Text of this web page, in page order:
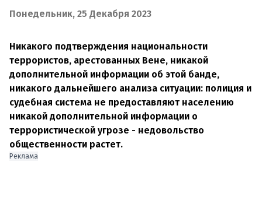
Понедельник, 25 Декабря 2023
Никакого подтверждения национальности
террористов, арестованных Вене, никакой
дополнительной информации об этой банде,
никакого дальнейшего анализа ситуации: полиция и
судебная система не предоставляют населению
никакой дополнительной информации о
террористической угрозе - недовольство
общественности растет.
Реклама